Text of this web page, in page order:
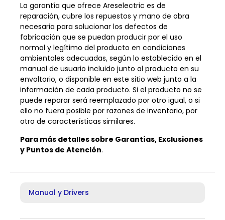
La garantía que ofrece Areselectric es de
reparación, cubre los repuestos y mano de obra
necesaria para solucionar los defectos de
fabricación que se puedan producir por el uso
normal y legítimo del producto en condiciones
ambientales adecuadas, según lo establecido en el
manual de usuario incluido junto al producto en su
envoltorio, o disponible en este sitio web junto a la
información de cada producto. Si el producto no se
puede reparar será reemplazado por otro igual, o si
ello no fuera posible por razones de inventario, por
otro de características similares.
Para más detalles sobre Garantías, Exclusiones
y Puntos de Atención.
Manual y Drivers